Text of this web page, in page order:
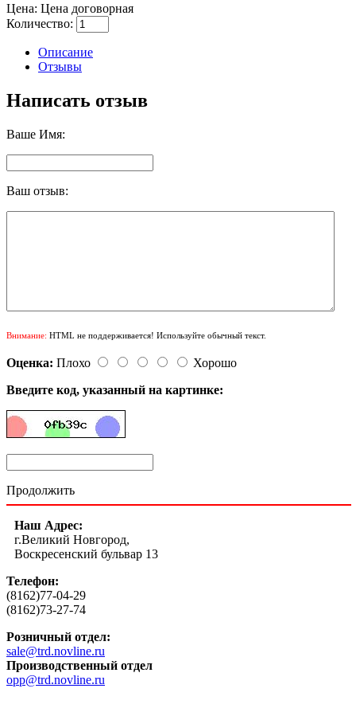
Цена: Цена договорная
Количество:
Описание
Отзывы
Написать отзыв
Ваше Имя:
Ваш отзыв:
Внимание: HTML не поддерживается! Используйте обычный текст.
Оценка: Плохо
Хорошо
Введите код, указанный на картинке:
Продолжить
Наш Адрес:
г.Великий Новгород,
Воскресенский бульвар 13
Телефон:
(8162)77-04-29
(8162)73-27-74
Розничный отдел:
sale@trd.novline.ru
Производственный отдел
opp@trd.novline.ru